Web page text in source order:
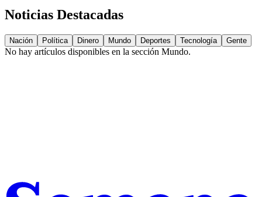
Noticias Destacadas
Nación Política Dinero Mundo Deportes Tecnología Gente
No hay artículos disponibles en la sección Mundo.